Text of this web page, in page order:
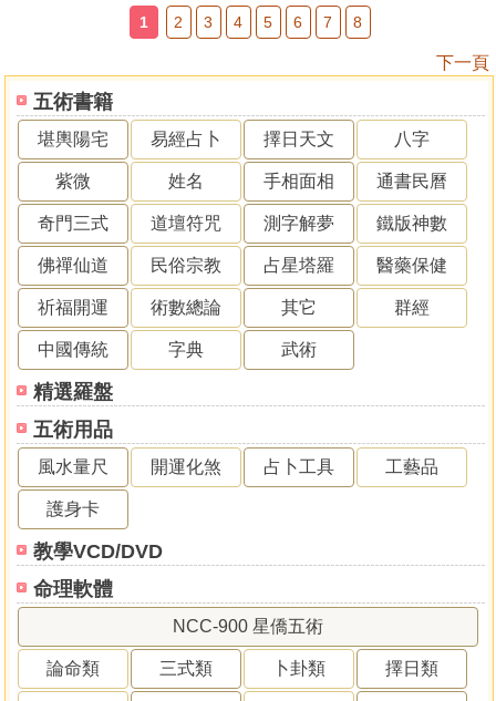
五術書籍
堪輿陽宅 易經占卜 擇日天文 八字
紫微 姓名 手相面相 通書民曆
奇門三式 道壇符咒 測字解夢 鐵版神數
佛禪仙道 民俗宗教 占星塔羅 醫藥保健
祈福開運 術數總論 其它 群經
中國傳統 字典 武術
精選羅盤
五術用品
風水量尺 開運化煞 占卜工具 工藝品
護身卡
教學VCD/DVD
命理軟體
NCC-900 星僑五術
論命類 三式類 卜卦類 擇日類
1 2 3 4 5 6 7 8
下一頁